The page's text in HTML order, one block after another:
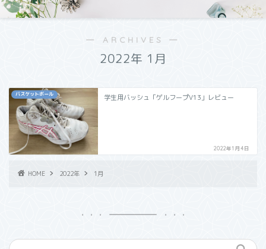
― ARCHIVES ―
2022年 1月
バスケットボール 学生用バッシュ「ゲルフープV13」レビュー
2022年1月4日
HOME 2022年 1月